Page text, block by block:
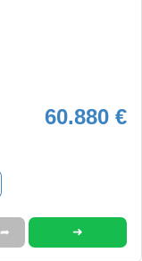
60.880 €
➦ ➜